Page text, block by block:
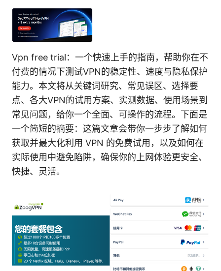
Vpn free trial：一个快速上手的指南，帮助你在不
付费的情况下测试VPN的稳定性、速度与隐私保护
能力。本文将从关键词研究、常见误区、选择要
点、各大VPN的试用方案、实测数据、使用场景到
常见问题，给你一个全面、可操作的流程。下面是
一个简短的摘要：这篇文章会带你一步步了解如何
获取并最大化利用 VPN 的免费试用，以及如何在
实际使用中避免陷阱，确保你的上网体验更安全、
快捷、灵活。